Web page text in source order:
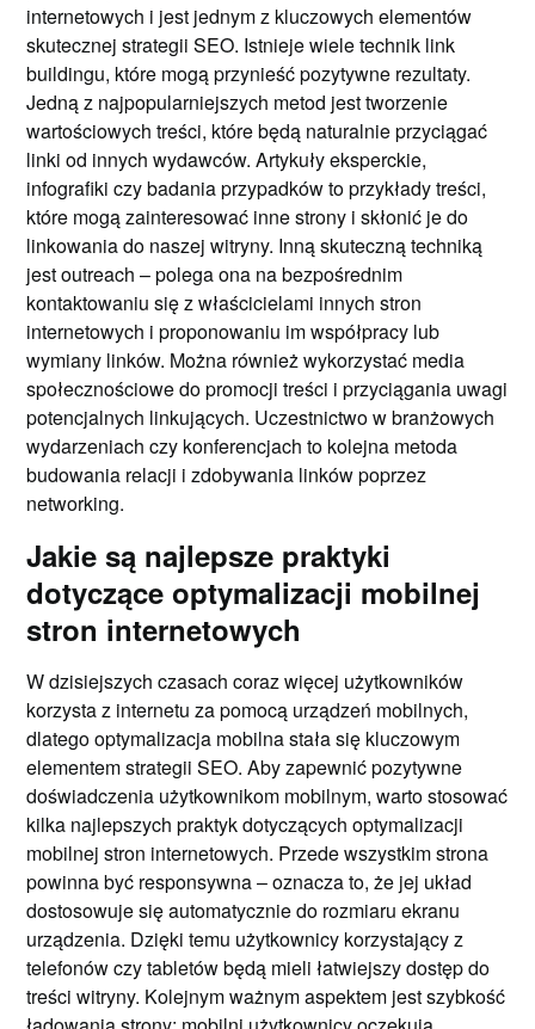
internetowych i jest jednym z kluczowych elementów
skutecznej strategii SEO. Istnieje wiele technik link
buildingu, które mogą przynieść pozytywne rezultaty.
Jedną z najpopularniejszych metod jest tworzenie
wartościowych treści, które będą naturalnie przyciągać
linki od innych wydawców. Artykuły eksperckie,
infografiki czy badania przypadków to przykłady treści,
które mogą zainteresować inne strony i skłonić je do
linkowania do naszej witryny. Inną skuteczną techniką
jest outreach – polega ona na bezpośrednim
kontaktowaniu się z właścicielami innych stron
internetowych i proponowaniu im współpracy lub
wymiany linków. Można również wykorzystać media
społecznościowe do promocji treści i przyciągania uwagi
potencjalnych linkujących. Uczestnictwo w branżowych
wydarzeniach czy konferencjach to kolejna metoda
budowania relacji i zdobywania linków poprzez
networking.
Jakie są najlepsze praktyki
dotyczące optymalizacji mobilnej
stron internetowych
W dzisiejszych czasach coraz więcej użytkowników
korzysta z internetu za pomocą urządzeń mobilnych,
dlatego optymalizacja mobilna stała się kluczowym
elementem strategii SEO. Aby zapewnić pozytywne
doświadczenia użytkownikom mobilnym, warto stosować
kilka najlepszych praktyk dotyczących optymalizacji
mobilnej stron internetowych. Przede wszystkim strona
powinna być responsywna – oznacza to, że jej układ
dostosowuje się automatycznie do rozmiaru ekranu
urządzenia. Dzięki temu użytkownicy korzystający z
telefonów czy tabletów będą mieli łatwiejszy dostęp do
treści witryny. Kolejnym ważnym aspektem jest szybkość